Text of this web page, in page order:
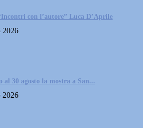
con l’autore” Luca D’Aprile
2026
al 30 agosto la mostra a San...
2026